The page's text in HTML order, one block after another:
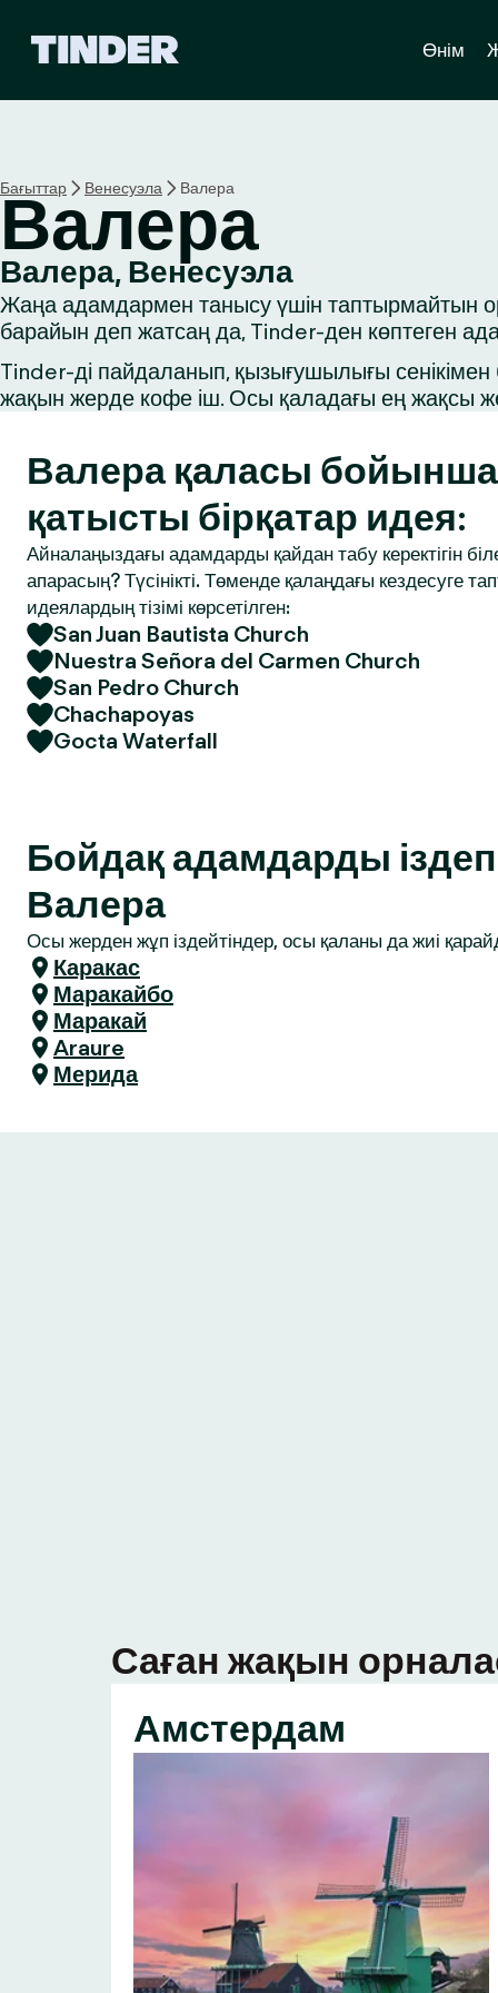
H
o
m
Өнім
Бағыттар Венесуэла Валера
Валера
Валера, Венесуэла
Жаңа адамдармен танысу үшін таптырмайтын
барайын деп жатсаң да, Tinder-ден көптеген
Tinder-ді пайдаланып, қызығушылығы сенікімен
жақын жерде кофе іш. Осы қаладағы ең жақсы
Валера қаласы
қатысты бірқатар идея:
Айналаңыздағы адамдарды қайдан табу керектігін
апарасың? Түсінікті. Төменде қалаңдағы кездесуге
идеялардың тізімі көрсетілген:
San Juan Bautista Church
Nuestra Señora del Carmen Church
San Pedro Church
Chachapoyas
Gocta Waterfall
Бойдақ адамдарды іздеп
Валера
Осы жерден жұп іздейтіндер, осы қаланы да жиі
Каракас
Маракайбо
Маракай
Araure
Мерида
Саған жақын
Амстердам